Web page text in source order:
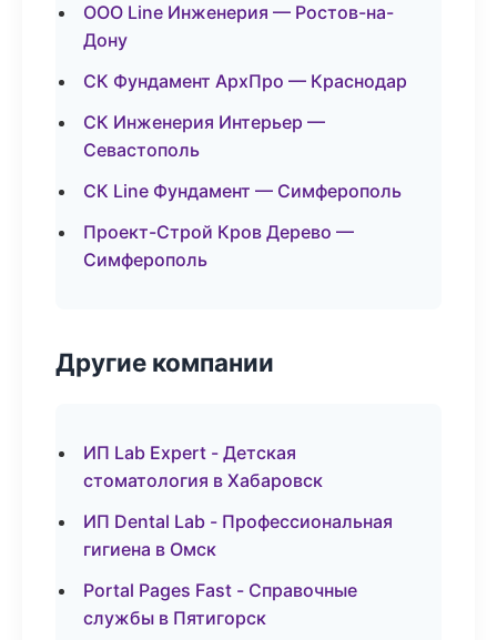
ООО Line Инженерия — Ростов-на-
Дону
СК Фундамент АрхПро — Краснодар
СК Инженерия Интерьер —
Севастополь
СК Line Фундамент — Симферополь
Проект-Строй Кров Дерево —
Симферополь
Другие компании
ИП Lab Expert - Детская
стоматология в Хабаровск
ИП Dental Lab - Профессиональная
гигиена в Омск
Portal Pages Fast - Справочные
службы в Пятигорск